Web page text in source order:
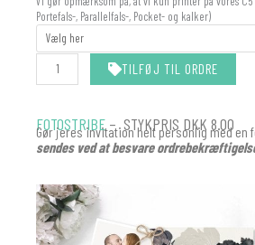
Portefals-, Parallelfals-, Pocket- og kalker)
TILFØJ TIL ORDRE
FOTOSTRIBE– STYKPRIS DKK 8.00
Gør jeres invitation helt personlig med en
sendes ved at besvare